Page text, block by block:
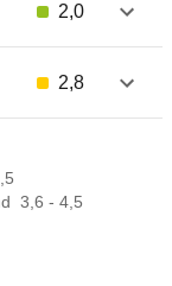
2,0
2,8
3,6 - 4,5